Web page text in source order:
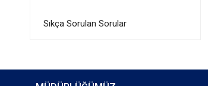
Sıkça Sorulan Sorular